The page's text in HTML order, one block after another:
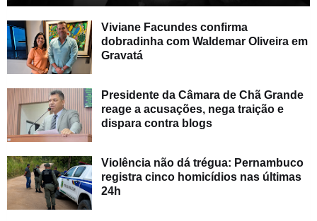
Viviane Facundes confirma
dobradinha com Waldemar Oliveira em
Gravatá
Presidente da Câmara de Chã Grande
reage a acusações, nega traição e
dispara contra blogs
Violência não dá trégua: Pernambuco
registra cinco homicídios nas últimas
24h